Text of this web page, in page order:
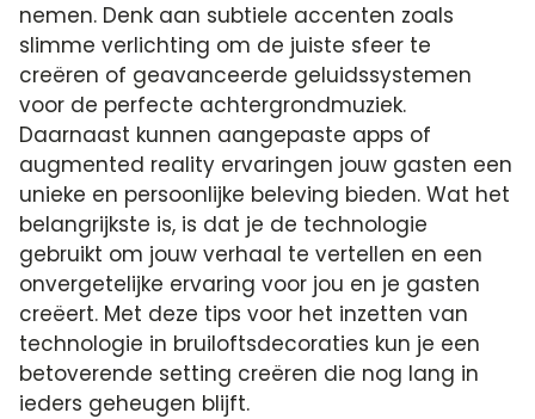
nemen. Denk aan subtiele accenten zoals
slimme verlichting om de juiste sfeer te
creëren of geavanceerde geluidssystemen
voor de perfecte achtergrondmuziek.
Daarnaast kunnen aangepaste apps of
augmented reality ervaringen jouw gasten een
unieke en persoonlijke beleving bieden. Wat het
belangrijkste is, is dat je de technologie
gebruikt om jouw verhaal te vertellen en een
onvergetelijke ervaring voor jou en je gasten
creëert. Met deze tips voor het inzetten van
technologie in bruiloftsdecoraties kun je een
betoverende setting creëren die nog lang in
ieders geheugen blijft.